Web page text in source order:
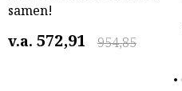
samen!
v.a. 954,85
572,91